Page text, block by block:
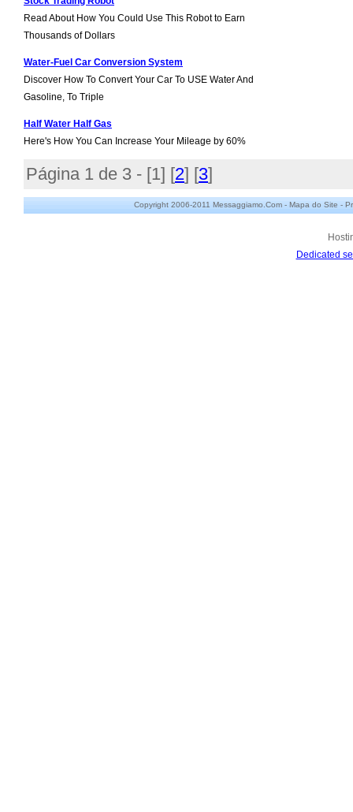
Read About How You Could Use This Robot to Earn
Thousands of Dollars
Water-Fuel Car Conversion System
Discover How To Convert Your Car To USE Water And
Gasoline, To Triple
Half Water Half Gas
Here's How You Can Increase Your Mileage by 60%
Página 1 de 3 - [1] [2] [3]
Copyright 2006-2011 Messaggiamo.Com - Mapa do Site -
Dedicated